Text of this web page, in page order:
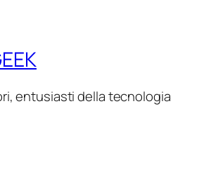
entusiasti della tecnologia